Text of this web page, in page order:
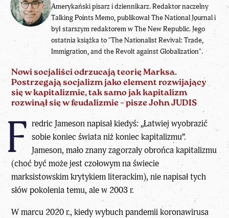
Amerykański pisarz i dziennikarz. Redaktor naczelny
Talking Points Memo, publikował The National Journal i
był starszym redaktorem w The New Republic. Jego
ostatnia książka to "The Nationalist Revival: Trade,
Immigration, and the Revolt against Globalization".
Nowi socjaliści odrzucają teorię Marksa.
Postrzegają socjalizm jako element rozwijający
się w kapitalizmie, tak samo jak kapitalizm
rozwinął się w feudalizmie – pisze John JUDIS
F redric Jameson napisał kiedyś: „Łatwiej wyobrazić
sobie koniec świata niż koniec kapitalizmu”.
Jameson, mało znany zagorzały obrońca kapitalizmu
(choć być może jest czołowym na świecie
marksistowskim krytykiem literackim), nie napisał tych
słów pokolenia temu, ale w 2003 r.
W marcu 2020 r., kiedy wybuch pandemii koronawirusa